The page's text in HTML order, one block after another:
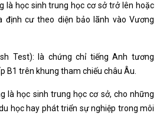
là học sinh trung học cơ sở trở lên hoặc
định cư theo diện bảo lãnh vào Vương
Test): là chứng chỉ tiếng Anh tương
B1 trên khung tham chiếu châu Âu.
là học sinh trung học cơ sở, cho những
học hay phát triển sự nghiệp trong môi